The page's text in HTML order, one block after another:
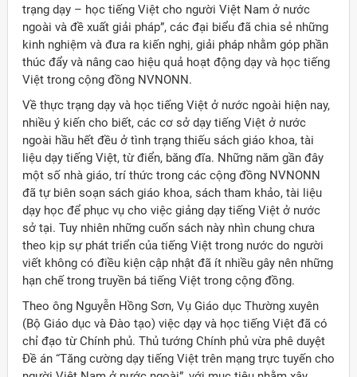
trạng dạy – học tiếng Việt cho người Việt Nam ở nước
ngoài và đề xuất giải pháp”, các đại biểu đã chia sẻ những
kinh nghiệm và đưa ra kiến nghị, giải pháp nhằm góp phần
thúc đẩy và nâng cao hiệu quả hoạt động dạy và học tiếng
Việt trong cộng đồng NVNONN.
Về thực trạng dạy và học tiếng Việt ở nước ngoài hiện nay,
nhiều ý kiến cho biết, các cơ sở dạy tiếng Việt ở nước
ngoài hầu hết đều ở tình trạng thiếu sách giáo khoa, tài
liệu dạy tiếng Việt, từ điển, băng đĩa. Những năm gần đây
một số nhà giáo, trí thức trong các cộng đồng NVNONN
đã tự biên soạn sách giáo khoa, sách tham khảo, tài liệu
dạy học để phục vụ cho việc giảng dạy tiếng Việt ở nước
sở tại. Tuy nhiên những cuốn sách này nhìn chung chưa
theo kịp sự phát triển của tiếng Việt trong nước do người
viết không có điều kiện cập nhật đã ít nhiều gây nên những
hạn chế trong truyền bá tiếng Việt trong cộng đồng.
Theo ông Nguyễn Hồng Sơn, Vụ Giáo dục Thường xuyên
(Bộ Giáo dục và Đào tạo) việc dạy và học tiếng Việt đã có
chỉ đạo từ Chính phủ. Thủ tướng Chính phủ vừa phê duyệt
Đề án “Tăng cường dạy tiếng Việt trên mạng trực tuyến cho